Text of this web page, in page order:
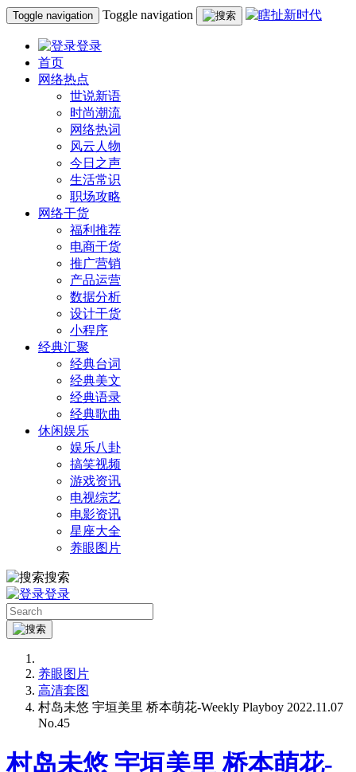
Toggle navigation Toggle navigation
登录
首页
网络热点
世说新语
时尚潮流
网络热词
风云人物
今日之声
生活常识
职场攻略
网络干货
福利推荐
电商干货
推广营销
产品运营
数据分析
设计干货
小程序
经典汇聚
经典台词
经典美文
经典语录
经典歌曲
休闲娱乐
娱乐八卦
搞笑视频
游戏资讯
电视综艺
电影资讯
星座大全
养眼图片
搜索
登录
养眼图片
高清套图
村岛未悠 宇垣美里 桥本萌花-Weekly Playboy 2022.11.07
No.45
村岛未悠 宇垣美里 桥本萌花-